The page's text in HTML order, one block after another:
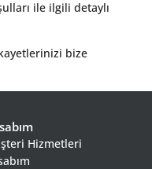
ile ilgili detaylı
bize
Hizmetleri